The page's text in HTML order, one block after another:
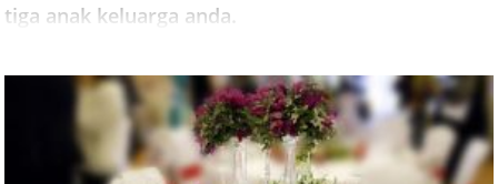
tiga anak keluarga anda.